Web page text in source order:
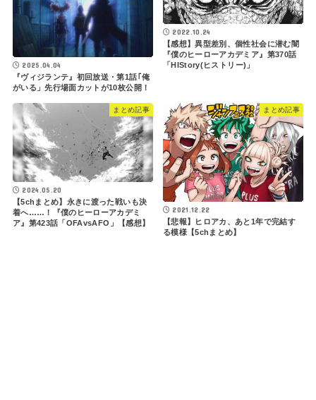
2025.04.04
『ヴィジランテ』初回放送・第1話｢俺
がいる」先行場面カットが10枚公開！
2022.10.24
【感想】異型差別、個性社会に潜む闇
『僕のヒーローアカデミア』第370話
「HIStory(ヒストリー)」
まとめ記事
2024.05.20
【5chまとめ】永きに渡った戦いも決
着へ……！『僕のヒーローアカデミ
ア』第423話「OFAvsAFO」【感想】
まとめ記事
2021.12.22
【悲報】ヒロアカ、あと1年で完結す
る模様【5chまとめ】